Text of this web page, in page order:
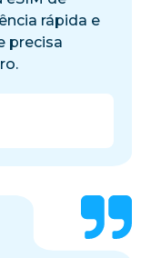
rápida e
precisa